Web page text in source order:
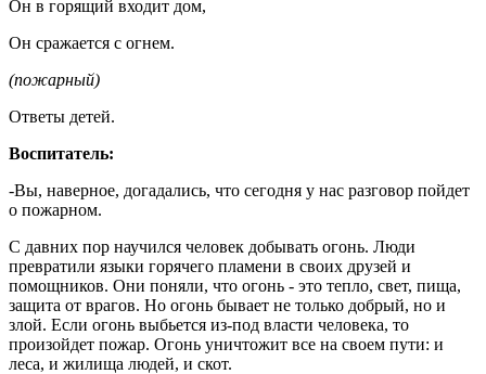
Он в горящий входит дом,
Он сражается с огнем.
(пожарный)
Ответы детей.
Воспитатель:
-Вы, наверное, догадались, что сегодня у нас разговор пойдет
о пожарном.
С давних пор научился человек добывать огонь. Люди
превратили языки горячего пламени в своих друзей и
помощников. Они поняли, что огонь - это тепло, свет, пища,
защита от врагов. Но огонь бывает не только добрый, но и
злой. Если огонь выбьется из-под власти человека, то
произойдет пожар. Огонь уничтожит все на своем пути: и
леса, и жилища людей, и скот.